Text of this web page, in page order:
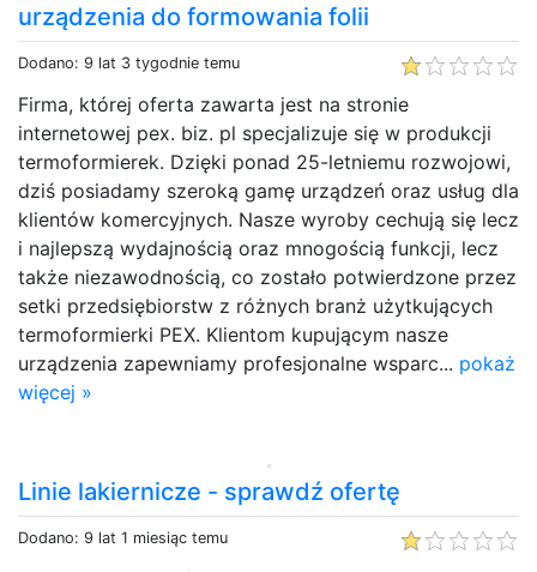
urządzenia do formowania folii
Dodano: 9 lat 3 tygodnie temu
Firma, której oferta zawarta jest na stronie
internetowej pex. biz. pl specjalizuje się w produkcji
termoformierek. Dzięki ponad 25-letniemu rozwojowi,
dziś posiadamy szeroką gamę urządzeń oraz usług dla
klientów komercyjnych. Nasze wyroby cechują się lecz
i najlepszą wydajnością oraz mnogością funkcji, lecz
także niezawodnością, co zostało potwierdzone przez
setki przedsiębiorstw z różnych branż użytkujących
termoformierki PEX. Klientom kupującym nasze
urządzenia zapewniamy profesjonalne wsparc... pokaż
więcej »
Linie lakiernicze - sprawdź ofertę
Dodano: 9 lat 1 miesiąc temu